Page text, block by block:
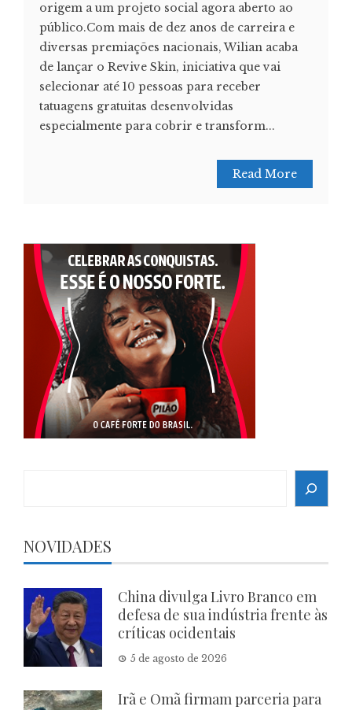
origem a um projeto social agora aberto ao
público.Com mais de dez anos de carreira e
diversas premiações nacionais, Wilian acaba
de lançar o Revive Skin, iniciativa que vai
selecionar até 10 pessoas para receber
tatuagens gratuitas desenvolvidas
especialmente para cobrir e transform...
Read More
NOVIDADES
China divulga Livro Branco em
defesa de sua indústria frente às
críticas ocidentais
5 de agosto de 2026
Irã e Omã firmam parceria para